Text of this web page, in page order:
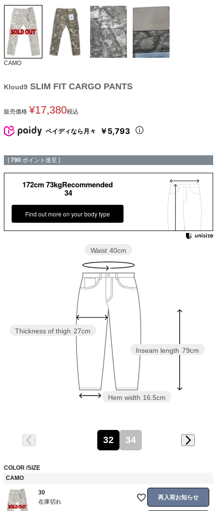
CAMO
Kloud9 SLIM FIT CARGO PANTS
販売価格 ¥17,380税込
ペイディなら月々 ￥5,793
[ 790 ポイント進呈 ]
172cm 73kgRecommended
34
Find out more on your body type
Inseam length 79cm
Hem width 16.5cm
Thickness of thigh 27cm
Waist 40cm
32 34
COLOR SIZE
CAMO
30
在庫切れ
再入荷お知らせ